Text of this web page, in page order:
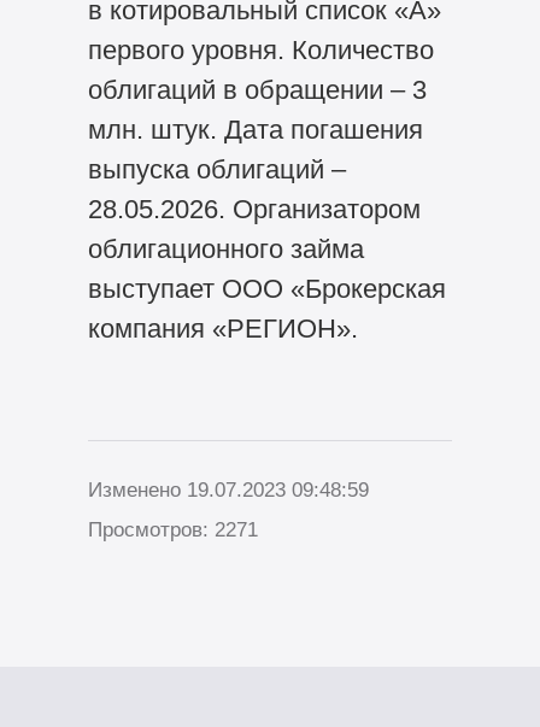
в котировальный список «А»
первого уровня. Количество
облигаций в обращении – 3
млн. штук. Дата погашения
выпуска облигаций –
28.05.2026. Организатором
облигационного займа
выступает ООО «Брокерская
компания «РЕГИОН».
Изменено 19.07.2023 09:48:59
Просмотров: 2271